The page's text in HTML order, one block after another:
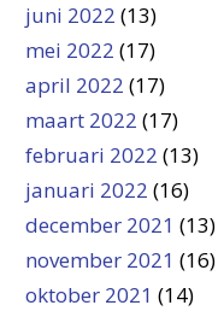
juni 2022 (13)
mei 2022 (17)
april 2022 (17)
maart 2022 (17)
februari 2022 (13)
januari 2022 (16)
december 2021 (13)
november 2021 (16)
oktober 2021 (14)